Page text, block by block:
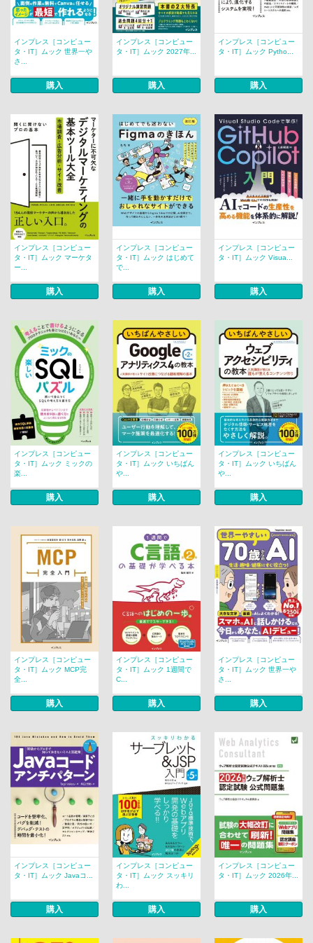
インプレス［コンピュー
タ・IT］ムック 世界一や
さ...
購入
インプレス［コンピュー
タ・IT］ムック 2027年...
購入
インプレス［コンピュー
タ・IT］ムック Pytho...
購入
インプレス［コンピュー
タ・IT］ムック マーケタ
ー...
購入
インプレス［コンピュー
タ・IT］ムック はじめて
で...
購入
インプレス［コンピュー
タ・IT］ムック Visua...
購入
インプレス［コンピュー
タ・IT］ムック ミックの
楽...
購入
インプレス［コンピュー
タ・IT］ムック いちばん
や...
購入
インプレス［コンピュー
タ・IT］ムック いちばん
や...
購入
インプレス［コンピュー
タ・IT］ムック MCP完
全...
購入
インプレス［コンピュー
タ・IT］ムック 1週間で
C...
購入
インプレス［コンピュー
タ・IT］ムック 世界一や
さ...
購入
インプレス［コンピュー
タ・IT］ムック Javaコ...
購入
インプレス［コンピュー
タ・IT］ムック スッキリ
わ...
購入
インプレス［コンピュー
タ・IT］ムック 2026年...
購入